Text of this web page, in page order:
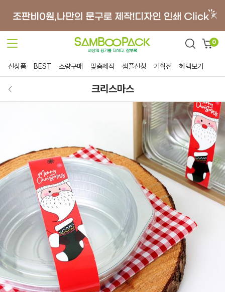
0
신상품 BEST 소량구매 맞춤제작 샘플신청 기획전 혜택보기
크리스마스